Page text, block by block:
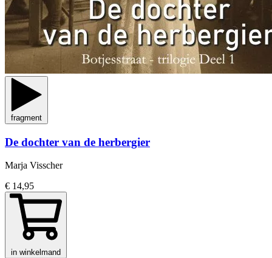
fragment
De dochter van de herbergier
Marja Visscher
€ 14,95
in winkelmand